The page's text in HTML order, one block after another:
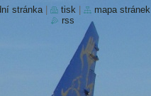
stránka tisk mapa stránek
rss